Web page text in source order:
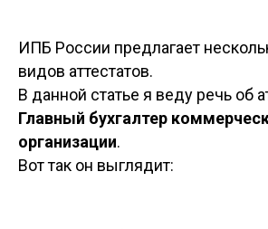
ИПБ России предлагает
видов аттестатов.
В данной статье я веду речь об
Главный бухгалтер
организации.
Вот так он выглядит: